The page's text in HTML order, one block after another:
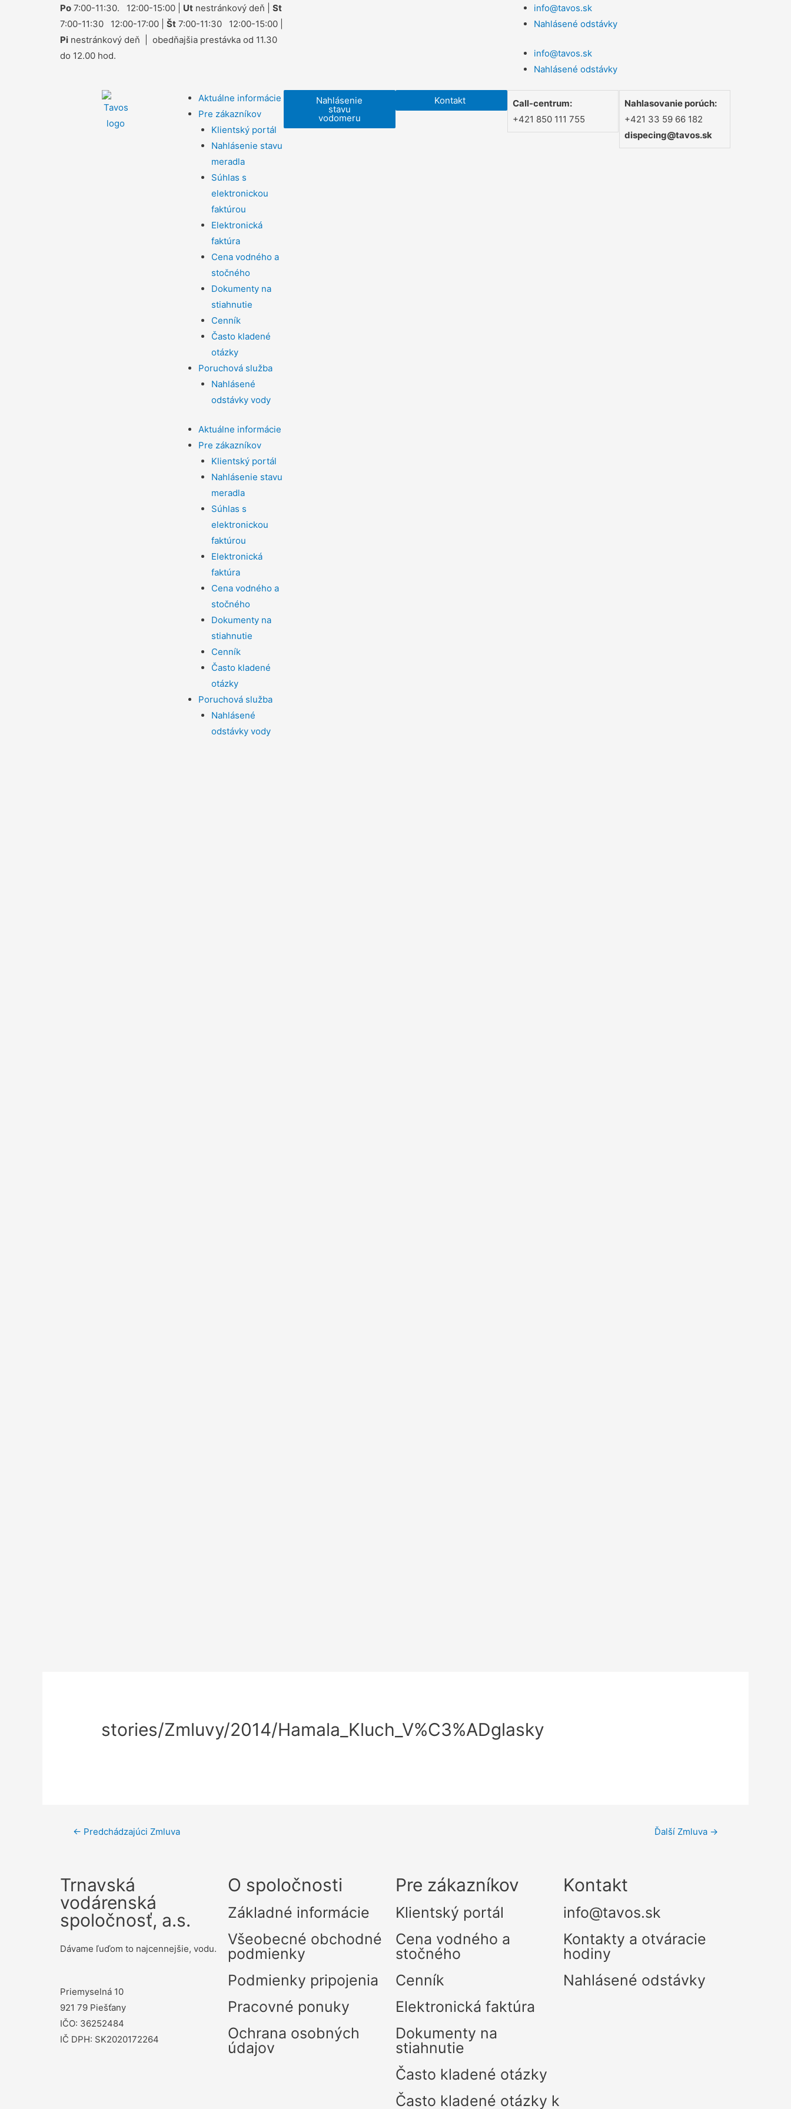
Po 7:00-11:30. 12:00-15:00 | Ut nestránkový deň | St
7:00-11:30 12:00-17:00 | Št 7:00-11:30 12:00-15:00 |
Pi nestránkový deň | obedňajšia prestávka od 11.30
do 12.00 hod.
info@tavos.sk
Nahlásené odstávky
info@tavos.sk
Nahlásené odstávky
Aktuálne informácie
Pre zákazníkov
Klientský portál
Nahlásenie stavu
meradla
Súhlas s
elektronickou
faktúrou
Elektronická
faktúra
Cena vodného a
stočného
Dokumenty na
stiahnutie
Cenník
Často kladené
otázky
Poruchová služba
Nahlásené
odstávky vody
Aktuálne informácie
Pre zákazníkov
Klientský portál
Nahlásenie stavu
meradla
Súhlas s
elektronickou
faktúrou
Elektronická
faktúra
Cena vodného a
stočného
Dokumenty na
stiahnutie
Cenník
Často kladené
otázky
Poruchová služba
Nahlásené
odstávky vody
Nahlásenie
stavu
vodomeru
Kontakt
Call-centrum:
+421 850 111 755
Nahlasovanie porúch:
+421 33 59 66 182
dispecing@tavos.sk
stories/Zmluvy/2014/Hamala_Kluch_V%C3%ADglasky
← Predchádzajúci Zmluva Ďalší Zmluva →
Trnavská
vodárenská
spoločnosť, a.s.
Dávame ľuďom to najcennejšie, vodu.
Priemyselná 10
921 79 Piešťany
IČO: 36252484
IČ DPH: SK2020172264
O spoločnosti
Základné informácie
Všeobecné obchodné
podmienky
Podmienky pripojenia
Pracovné ponuky
Ochrana osobných
údajov
Pre zákazníkov
Klientský portál
Cena vodného a
stočného
Cenník
Elektronická faktúra
Dokumenty na
stiahnutie
Často kladené otázky
Často kladené otázky k
Kontakt
info@tavos.sk
Kontakty a otváracie
hodiny
Nahlásené odstávky